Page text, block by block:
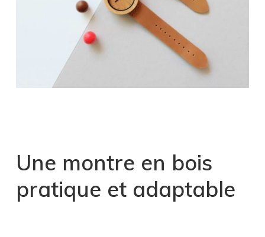
Une montre en bois
pratique et adaptable